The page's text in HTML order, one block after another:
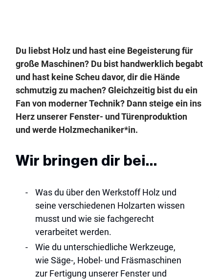
Du liebst Holz und hast eine Begeisterung für
große Maschinen? Du bist handwerklich begabt
und hast keine Scheu davor, dir die Hände
schmutzig zu machen? Gleichzeitig bist du ein
Fan von moderner Technik? Dann steige ein ins
Herz unserer Fenster- und Türenproduktion
und werde Holzmechaniker*in.
Wir bringen dir bei…
was du über den Werkstoff Holz und
seine verschiedenen Holzarten wissen
musst und wie sie fachgerecht
verarbeitet werden.
wie du unterschiedliche Werkzeuge,
wie Säge-, Hobel- und Fräsmaschinen
zur Fertigung unserer Fenster und